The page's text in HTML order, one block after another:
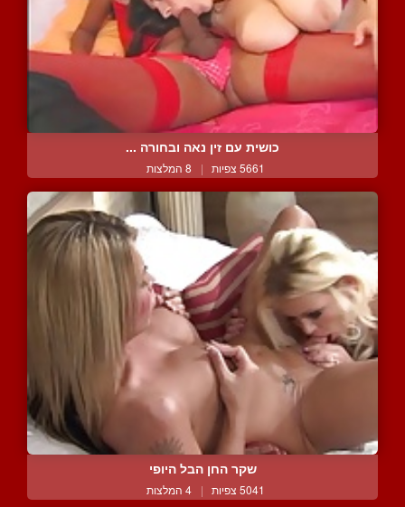
כושית עם זין נאה ובחורה ...
5661 צפיות | 8 המלצות
שקר החן הבל היופי
5041 צפיות | 4 המלצות